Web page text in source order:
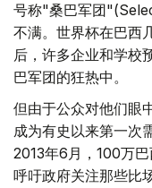
号称"桑巴军团
不满。世界杯在巴西
后，许多企业和学校
巴军团的狂热中。
但由于公众对他们眼
成为有史以来第一次
2013年6月，100万
呼吁政府关注那些比